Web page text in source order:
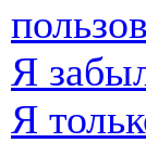
Я
Я